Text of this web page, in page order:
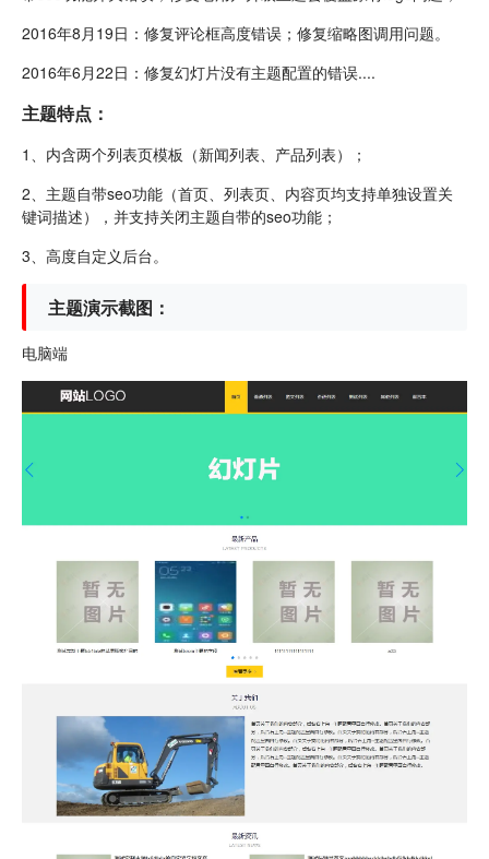
2016年8月19日：修复评论框高度错误；修复缩略图调用问题。
2016年6月22日：修复幻灯片没有主题配置的错误....
主题特点：
1、内含两个列表页模板（新闻列表、产品列表）；
2、主题自带seo功能（首页、列表页、内容页均支持单独设置关
键词描述），并支持关闭主题自带的seo功能；
3、高度自定义后台。
主题演示截图：
电脑端